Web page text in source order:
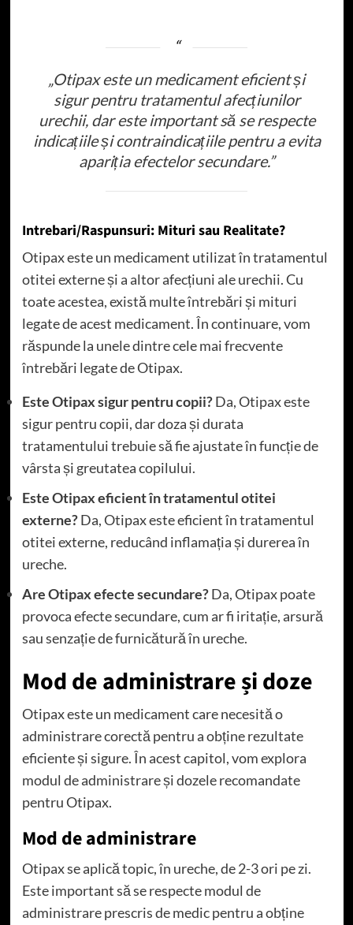
„Otipax este un medicament eficient și
sigur pentru tratamentul afecțiunilor
urechii, dar este important să se respecte
indicațiile și contraindicațiile pentru a evita
apariția efectelor secundare.”
Intrebari/Raspunsuri: Mituri sau Realitate?
Otipax este un medicament utilizat în tratamentul
otitei externe și a altor afecțiuni ale urechii. Cu
toate acestea, există multe întrebări și mituri
legate de acest medicament. În continuare, vom
răspunde la unele dintre cele mai frecvente
întrebări legate de Otipax.
Este Otipax sigur pentru copii?Da, Otipax este
sigur pentru copii, dar doza și durata
tratamentului trebuie să fie ajustate în funcție de
vârsta și greutatea copilului.
Este Otipax eficient în tratamentul otitei
externe?Da, Otipax este eficient în tratamentul
otitei externe, reducând inflamația și durerea în
ureche.
Are Otipax efecte secundare?Da, Otipax poate
provoca efecte secundare, cum ar fi iritație, arsură
sau senzație de furnicătură în ureche.
Mod de administrare și doze
Otipax este un medicament care necesită o
administrare corectă pentru a obține rezultate
eficiente și sigure. În acest capitol, vom explora
modul de administrare și dozele recomandate
pentru Otipax.
Mod de administrare
Otipax se aplică topic, în ureche, de 2-3 ori pe zi.
Este important să se respecte modul de
administrare prescris de medic pentru a obține